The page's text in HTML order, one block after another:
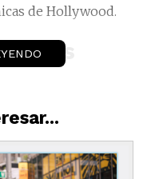
de Hollywood.
adrenalina,
cinematográficas
de California.